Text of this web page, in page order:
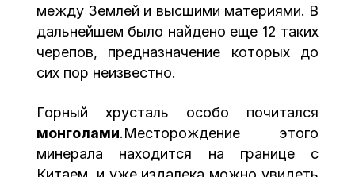
между Землей и высшими материями. В
дальнейшем было найдено еще 12 таких
черепов, предназначение которых до
сих пор неизвестно.
Горный хрусталь особо почитался
монголами.Месторождение этого
минерала находится на границе с